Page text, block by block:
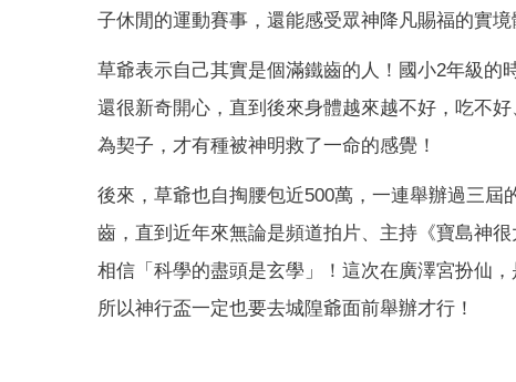
子休閒的運動賽事，還能感受眾神降凡賜福的實境
草爺表示自己其實是個滿鐵齒的人！國小2年級
還很新奇開心，直到後來身體越來越不好，吃不
為契子，才有種被神明救了一命的感覺！
後來，草爺也自掏腰包近500萬，一連舉辦過三
齒，直到近年來無論是頻道拍片、主持《寶島神
相信「科學的盡頭是玄學」！這次在廣澤宮扮仙
所以神行盃一定也要去城隍爺面前舉辦才行！